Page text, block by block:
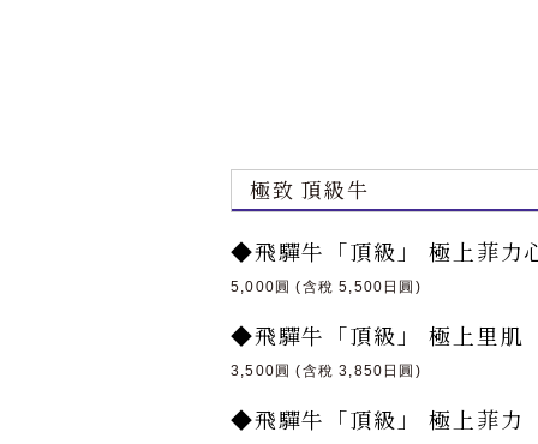
極致 頂級牛
◆飛驒牛「頂級」 極上菲力
5,000圓 (含稅 5,500日圓)
◆飛驒牛「頂級」 極上里肌
3,500圓 (含稅 3,850日圓)
◆飛驒牛「頂級」 極上菲力